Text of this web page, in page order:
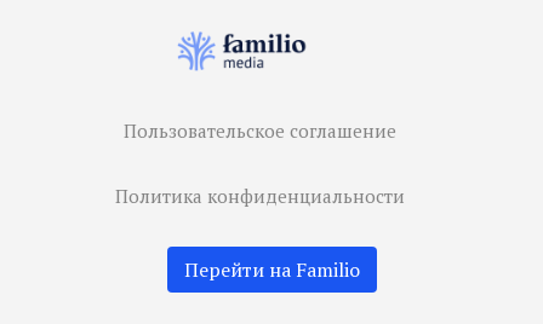
Пользовательское соглашение
Политика конфиденциальности
Перейти на Familio